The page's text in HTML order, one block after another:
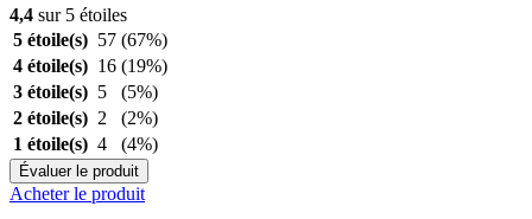
4,4 sur 5 étoiles
5 étoile(s) 57 (67%)
4 étoile(s) 16 (19%)
3 étoile(s) 5
(5%)
2 étoile(s) 2
(2%)
1 étoile(s) 4 (4%)
Évaluer le produit
Acheter le produit